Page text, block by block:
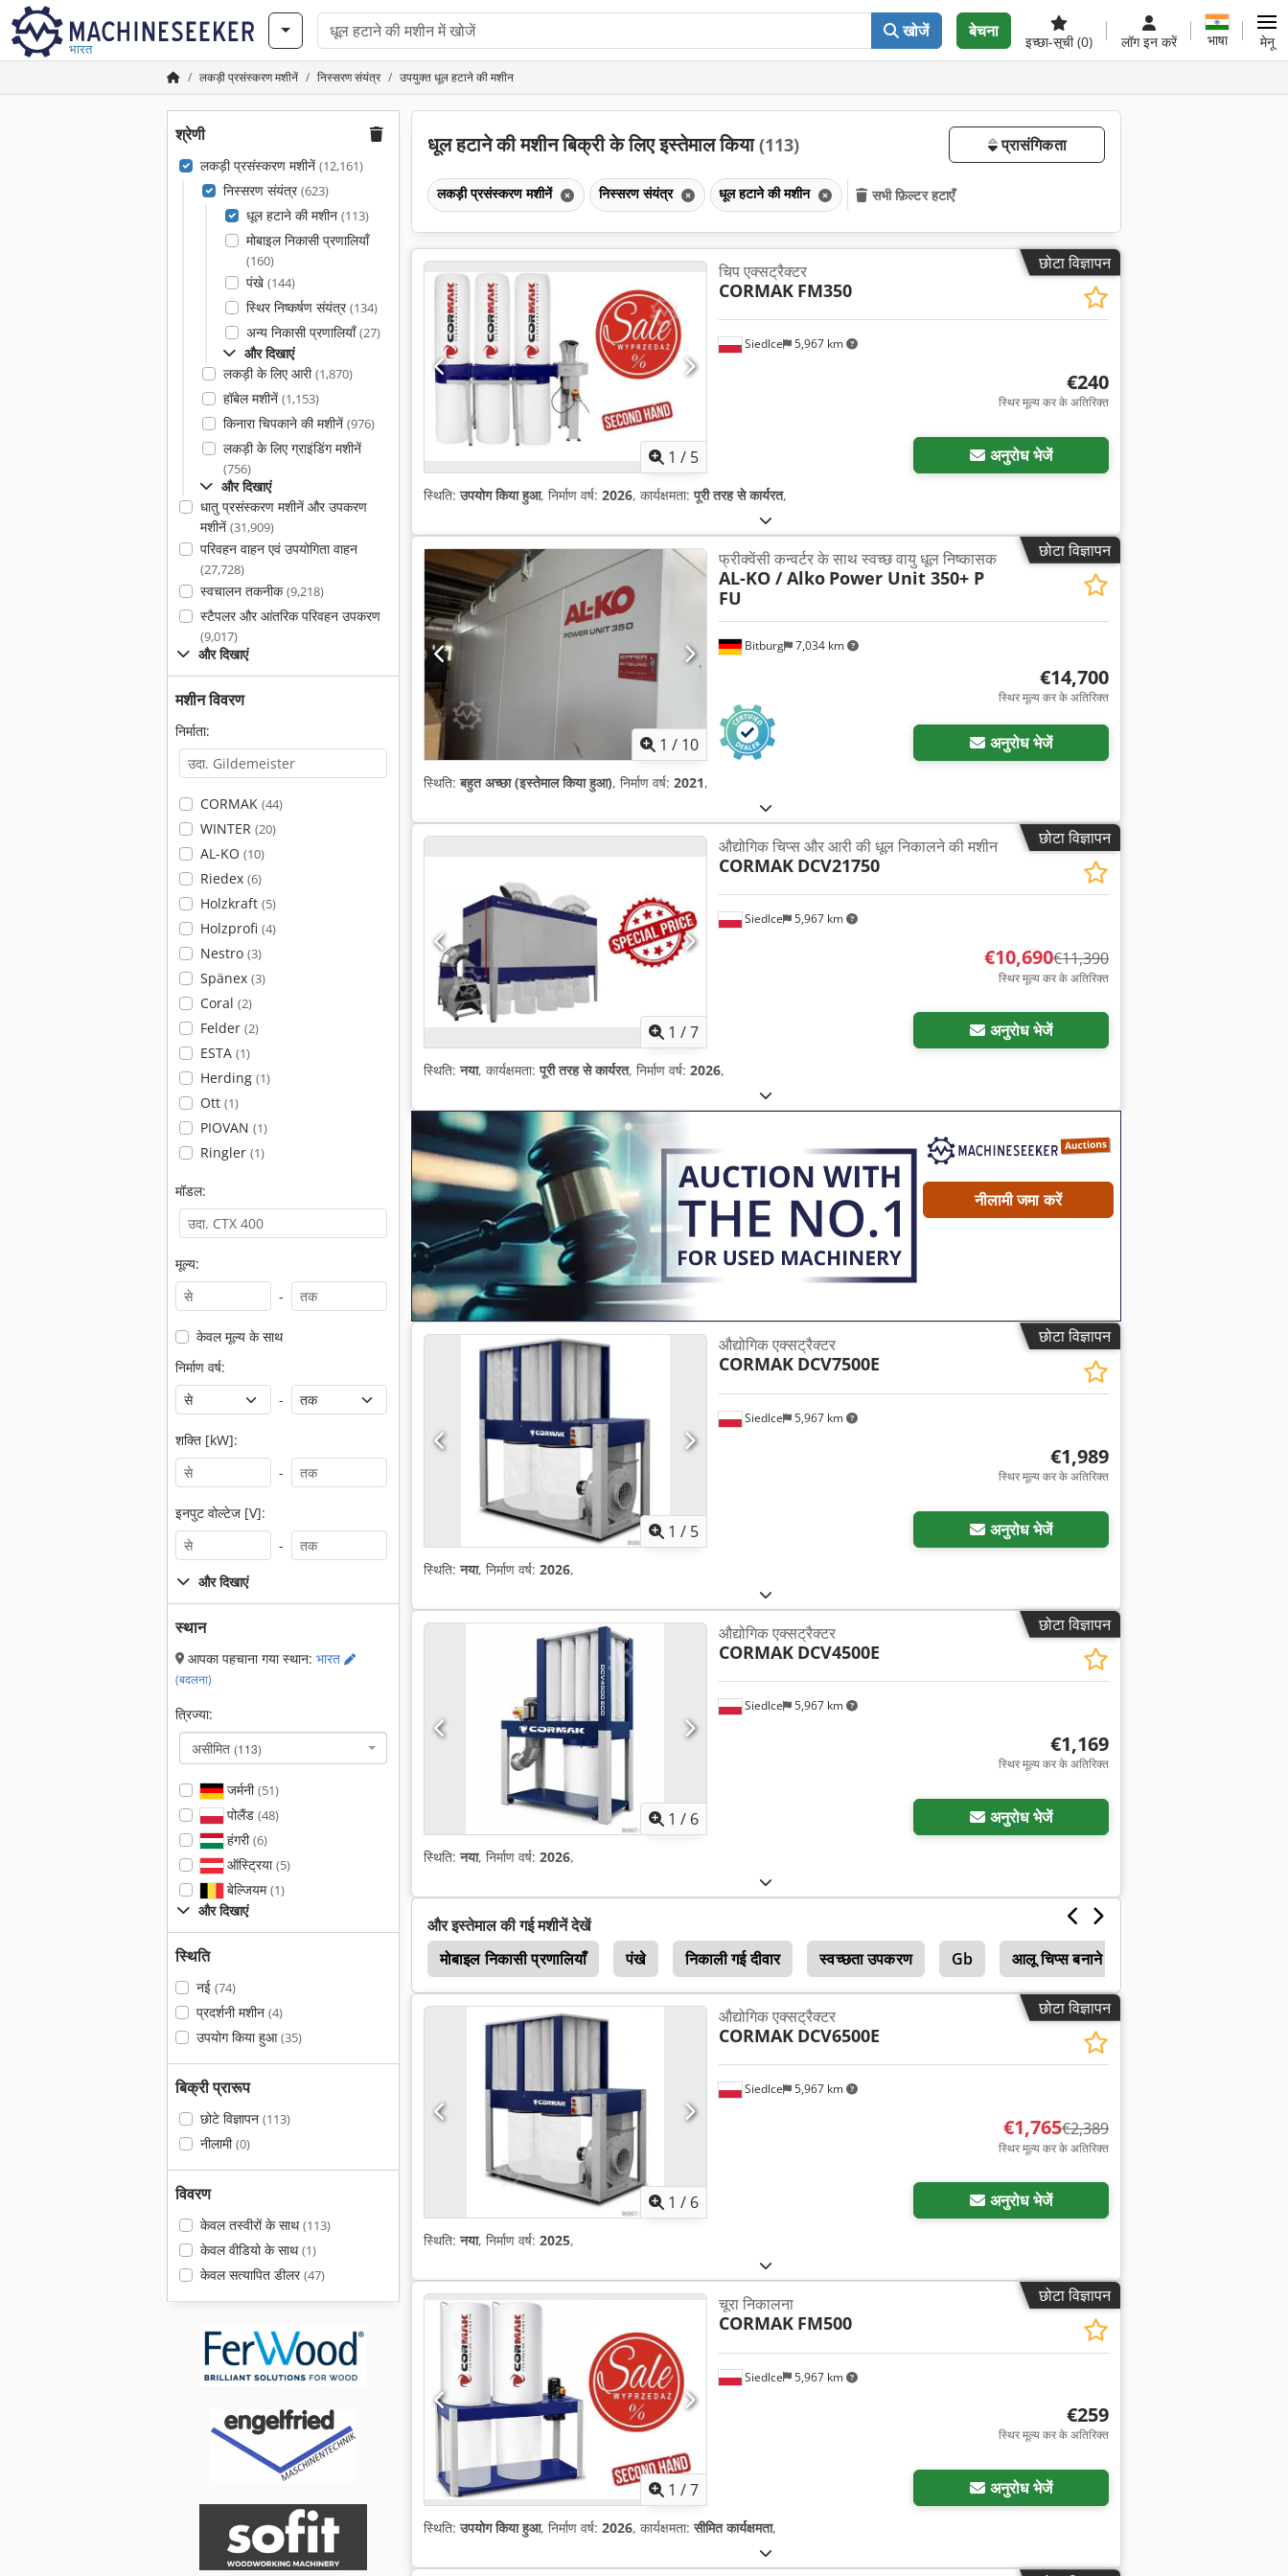
भारत
खोजें बेचना
इच्छा-सूची(0) लॉग इन करें भाषा मेनू
लकड़ी प्रसंस्करण मशीनें निस्सरण संयंत्र उपयुक्त धूल हटाने की मशीन
श्रेणी
लकड़ी प्रसंस्करण मशीनें (12,161)
निस्सरण संयंत्र(623)
धूल हटाने की मशीन (113)
मोबाइल निकासी प्रणालियाँ
(160)
पंखे (144)
स्थिर निष्कर्षण संयंत्र(134)
अन्य निकासी प्रणालियाँ(27)
और दिखाएं
लकड़ी के लिए आरी(1,870)
हॉबेल मशीनें (1,153)
किनारा चिपकाने की मशीनें (976)
लकड़ी के लिए ग्राइंडिंग मशीनें
(756)
और दिखाएं
धातु प्रसंस्करण मशीनें और उपकरण
मशीनें (31,909)
परिवहन वाहन एवं उपयोगिता वाहन
(27,728)
स्वचालन तकनीक(9,218)
स्टैपलर और आंतरिक परिवहन उपकरण
(9,017)
और दिखाएं
मशीन विवरण
निर्माता:
CORMAK (44)
WINTER (20)
AL-KO (10)
Riedex (6)
Holzkraft (5)
Holzprofi (4)
Nestro (3)
Spänex (3)
Coral (2)
Felder (2)
ESTA (1)
Herding (1)
Ott (1)
PIOVAN (1)
Ringler (1)
मॉडल:
मूल्य:
-
केवल मूल्य के साथ
निर्माण वर्ष:
-
शक्ति [kW]:
-
इनपुट वोल्टेज [V]:
-
और दिखाएं
स्थान
आपका पहचाना गया स्थान: भारत
(बदलना)
त्रिज्या:
असीमित (113)
जर्मनी(51)
पोलैंड (48)
हंगरी(6)
ऑस्ट्रिया(5)
बेल्जियम(1)
और दिखाएं
स्थिति
नई (74)
प्रदर्शनी मशीन (4)
उपयोग किया हुआ(35)
बिक्री प्रारूप
छोटे विज्ञापन (113)
नीलामी(0)
विवरण
केवल तस्वीरों के साथ(113)
केवल वीडियो के साथ(1)
केवल सत्यापित डीलर(47)
धूल हटाने की मशीन बिक्री के लिए इस्तेमाल किया(113) प्रासंगिकता
लकड़ी प्रसंस्करण मशीनें निस्सरण संयंत्र धूल हटाने की मशीन सभी फ़िल्टर हटाएँ
छोटा विज्ञापन
1 / 5
Siedlce 5,967 km
चिप एक्सट्रैक्टर
CORMAK FM350
€240
स्थिर मूल्य कर के अतिरिक्त
अनुरोध भेजें
स्थिति:उपयोग किया हुआ, निर्माण वर्ष: 2026, कार्यक्षमता:पूरी तरह से कार्यरत,
छोटा विज्ञापन
1 / 10
Bitburg 7,034 km
फ्रीक्वेंसी कन्वर्टर के साथ स्वच्छ वायु धूल निष्कासक
AL-KO / Alko Power Unit 350+ P
FU
€14,700
स्थिर मूल्य कर के अतिरिक्त
अनुरोध भेजें
स्थिति:बहुत अच्छा (इस्तेमाल किया हुआ), निर्माण वर्ष: 2021,
छोटा विज्ञापन
1 /7
Siedlce 5,967 km
औद्योगिक चिप्स और आरी की धूल निकालने की मशीन
CORMAK DCV21750
€10,690€11,390
स्थिर मूल्य कर के अतिरिक्त
अनुरोध भेजें
स्थिति:नया, कार्यक्षमता:पूरी तरह से कार्यरत, निर्माण वर्ष: 2026,
नीलामी जमा करें
छोटा विज्ञापन
1 / 5
Siedlce 5,967 km
औद्योगिक एक्सट्रैक्टर
CORMAK DCV7500E
€1,989
स्थिर मूल्य कर के अतिरिक्त
अनुरोध भेजें
स्थिति:नया, निर्माण वर्ष: 2026,
छोटा विज्ञापन
1 / 6
Siedlce 5,967 km
औद्योगिक एक्सट्रैक्टर
CORMAK DCV4500E
€1,169
स्थिर मूल्य कर के अतिरिक्त
अनुरोध भेजें
स्थिति:नया, निर्माण वर्ष: 2026,
और इस्तेमाल की गई मशीनें देखें
मोबाइल निकासी प्रणालियाँ
पंखे निकाली गई दीवार स्वच्छता उपकरण Gb आलू चिप्स बनाने की मशीन
मशीन हटना
छोटा विज्ञापन
1 / 6
Siedlce 5,967 km
औद्योगिक एक्सट्रैक्टर
CORMAK DCV6500E
€1,765€2,389
स्थिर मूल्य कर के अतिरिक्त
अनुरोध भेजें
स्थिति:नया, निर्माण वर्ष: 2025,
छोटा विज्ञापन
1 /7
Siedlce 5,967 km
चूरा निकालना
CORMAK FM500
€259
स्थिर मूल्य कर के अतिरिक्त
अनुरोध भेजें
स्थिति:उपयोग किया हुआ, निर्माण वर्ष: 2026, कार्यक्षमता:सीमित कार्यक्षमता,